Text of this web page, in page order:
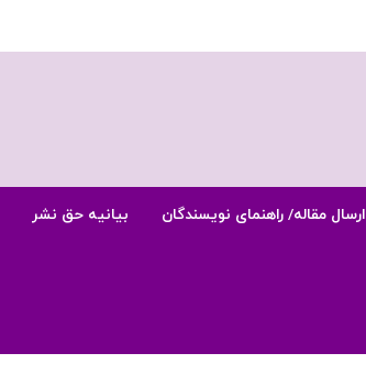
ارسال مقاله/ راهنمای نویسندگان بیانیه حق نشر